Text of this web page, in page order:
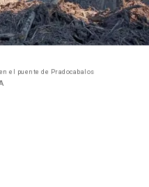
el puente de Pradocabalos